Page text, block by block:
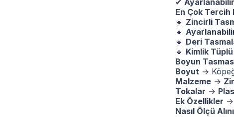
✔ Ayarlanabilir
En Çok Tercih
🔹 Zincirli
🔹
🔹 Deri
🔹 Kimlik
Boyun
Boyut →
Malzeme →
Tokalar →
Ek Özellikler →
Nasıl Ölçü